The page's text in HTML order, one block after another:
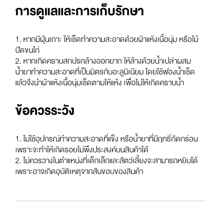
การดูแลและการเก็บรักษา
1. หากมีฝุ่นเกาะ ให้เช็ดทำความสะอาดด้วยผ้าแห้งเนื้อนุ่ม หรือไม้
ปัดขนไก่
2. หากเกิดคราบสกปรกล้างออกยาก ให้ล้างด้วยน้ำเปล่าผสม
น้ำยาทำความสะอาดที่เป็นมิตรกับอะลูมิเนียม โดยใช้ฟองน้ำเช็ด
แล้วจึงนำผ้าแห้งเนื้อนุ่มเช็ดตามให้แห้ง เพื่อไม่ให้เกิดคราบน้ำ
ข้อควรระวัง
1. ไม่ใช้อุปกรณ์ทำความสะอาดที่แข็ง หรือน้ำยาที่มีฤทธิ์กัดกร่อน
เพราะจะทำให้เกิดรอยไม่พึงประสงค์บนสินค้าได้
2. ไม่ควรวางในตำแหน่งที่เด็กเล็กและสัตว์เลี้ยงจะสามารถหยิบได้
เพราะอาจเกิดอุบัติเหตุจากสันขอบของสินค้า